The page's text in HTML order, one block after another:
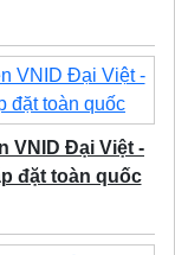
VNID Đại Việt -
đặt toàn quốc